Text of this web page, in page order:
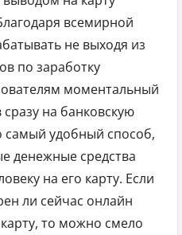
всемирной
не выходя из
по заработку
моментальный
на банковскую
самый удобный способ,
денежные средства
на его карту. Если
ли сейчас онлайн
то можно смело